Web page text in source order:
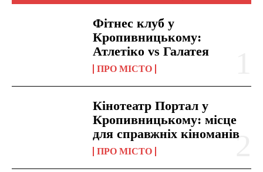
Фітнес клуб у
Кропивницькому:
Атлетіко vs Галатея
ПРО МІСТО
Кінотеатр Портал у
Кропивницькому: місце
для справжніх кіноманів
ПРО МІСТО